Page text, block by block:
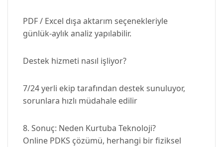
PDF / Excel dışa aktarım seçenekleriyle
günlük‑aylık analiz yapılabilir.
Destek hizmeti nasıl işliyor?
7/24 yerli ekip tarafından destek sunuluyor,
sorunlara hızlı müdahale edilir
8. Sonuç: Neden Kurtuba Teknoloji?
Online PDKS çözümü, herhangi bir fiziksel